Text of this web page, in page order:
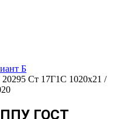
Б
Ст 17Г1С 1020x21 /
ППУ ГОСТ